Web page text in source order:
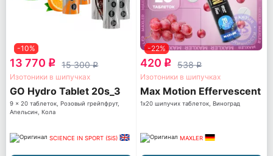
-10%
13 770 q 15 300q
Изотоники в шипучках
GO Hydro Tablet 20s_3
9 x 20 таблеток, Розовый грейпфрут,
Апельсин, Кола
SCIENCE IN SPORT (SiS)
-22%
420 q 538q
Изотоники в шипучках
Max Motion Effervescent
1х20 шипучих таблеток, Виноград
MAXLER